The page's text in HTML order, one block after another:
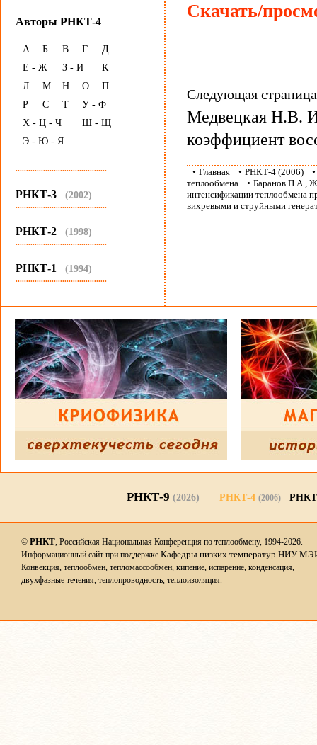
Авторы РНКТ-4
А Б В Г
Д
Е - Ж
З - И
К
Л
М Н О
П
Р
С Т
У - Ф
Х - Ц - Ч
Ш - Щ
Э - Ю - Я
...........................................
РНКТ-3 (2002)
...........................................
РНКТ-2 (1998)
...........................................
РНКТ-1 (1994)
...........................................
Скачать/
Следующая
Медвецкая Н.В.
коэффициент
• Главная • РНКТ-4 (2006)
теплообмена • Баранов П.А.,
интенсификации теплообмена
вихревыми и струйными
РНКТ-9 (2026) РНКТ-4 (2006)
© РНКТ, Российская Национальная Конференция по теплообмену, 1994-2026.
Информационный сайт при поддержке Кафедры низких температур НИУ
Конвекция, теплообмен, тепломассообмен, кипение, испарение, конденсация,
двухфазные течения, теплопроводность, теплоизоляция.